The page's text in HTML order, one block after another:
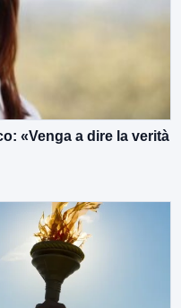
«Venga a dire la verità